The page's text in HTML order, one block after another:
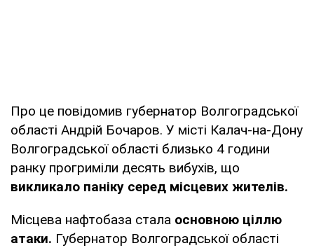
Про це повідомив губернатор Волгоградської
області Андрій Бочаров. У місті Калач-на-Дону
Волгоградської області близько 4 години
ранку прогриміли десять вибухів, що
викликало паніку серед місцевих жителів.
Місцева нафтобаза стала основною ціллю
атаки. Губернатор Волгоградської області